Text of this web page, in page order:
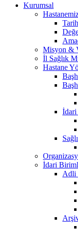
Kurumsal
Misyon &
İl Sağlık
Hastane
İdari
Adli